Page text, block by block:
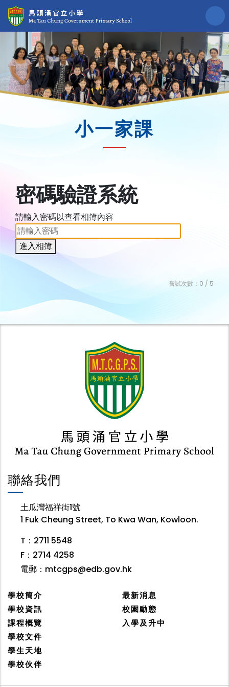
小一家課
密碼驗證系統
請輸入密碼以查看相簿內容
進入相簿
嘗試次數： 0 / 5
聯絡我們
土瓜灣福祥街1號
1 Fuk Cheung Street, To Kwa Wan, Kowloon.
T：2711 5548
F：2714 4258
電郵： mtcgps@edb.gov.hk
學校簡介
學校資訊
課程概覽
學校文件
學生天地
學校伙伴
最新消息
校園動態
入學及升中